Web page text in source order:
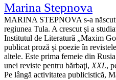
Marina Stepnova
MARINA STEPNOVA s-a
regiunea Tula. A crescut și a
Institutul de Literatură „Maxim
publicat proză și poezie în revistele
altele. Este prima femeie din
unei reviste pentru bărbaţi, XXL,
Pe lângă activitatea publicistică,